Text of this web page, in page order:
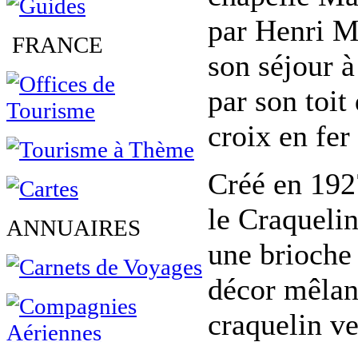
FRANCE
ANNUAIRES
par Henri
son séjour
par son toit
croix en fer
Créé en
le
une
décor
craquelin